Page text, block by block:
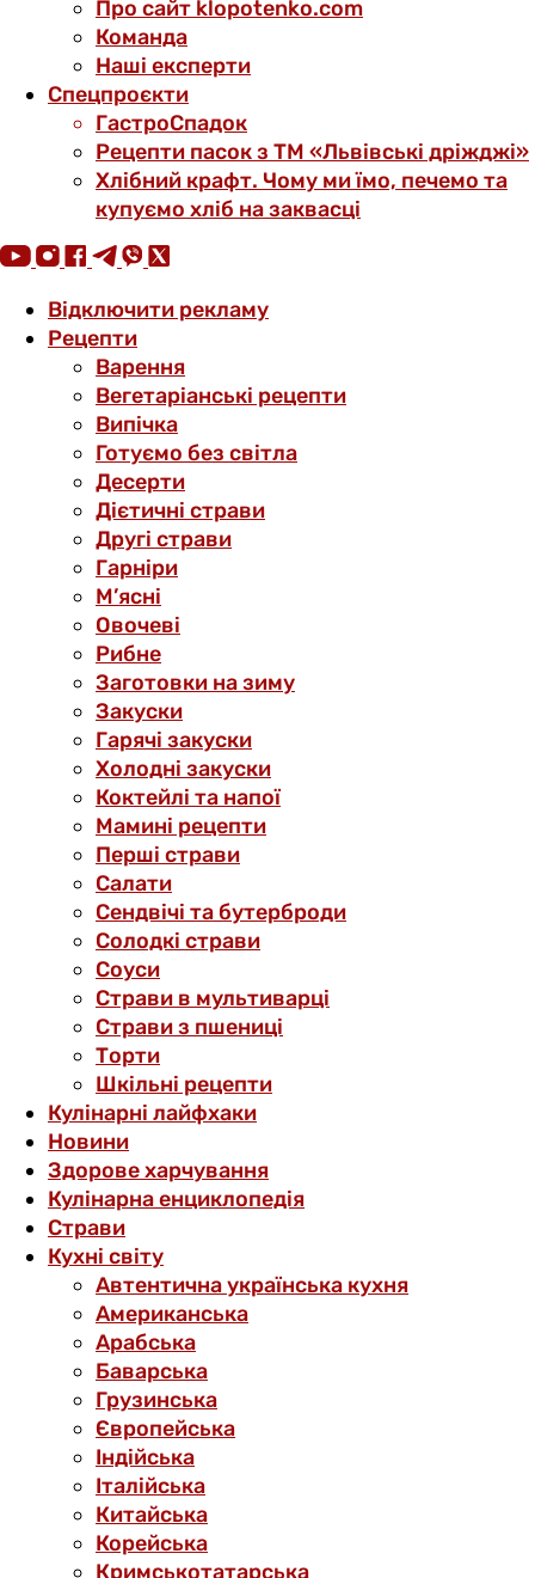
Про сайт klopotenko.com
Команда
Наші експерти
Спецпроєкти
ГастроСпадок
Рецепти пасок з ТМ «Львівські дріжджі»
Хлібний крафт. Чому ми їмо, печемо та
купуємо хліб на заквасці
Відключити рекламу
Рецепти
Варення
Вегетаріанські рецепти
Випічка
Готуємо без світла
Десерти
Дієтичні страви
Другі страви
Гарніри
М’ясні
Овочеві
Рибне
Заготовки на зиму
Закуски
Гарячі закуски
Холодні закуски
Коктейлі та напої
Мамині рецепти
Перші страви
Салати
Сендвічі та бутерброди
Солодкі страви
Соуси
Страви в мультиварці
Страви з пшениці
Торти
Шкільні рецепти
Кулінарні лайфхаки
Новини
Здорове харчування
Кулінарна енциклопедія
Страви
Кухні світу
Автентична українська кухня
Американська
Арабська
Баварська
Грузинська
Європейська
Індійська
Італійська
Китайська
Корейська
Кримськотатарська